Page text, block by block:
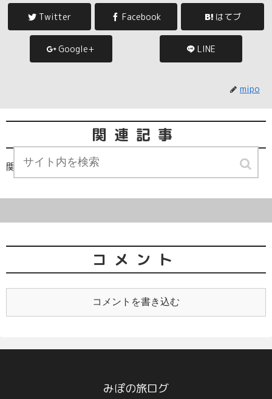
Twitter Facebook はてブ
Google+ LINE
mipo
関連記事
関連記事は見つかりませんでした。
コメント
コメントを書き込む
みぽの旅ログ